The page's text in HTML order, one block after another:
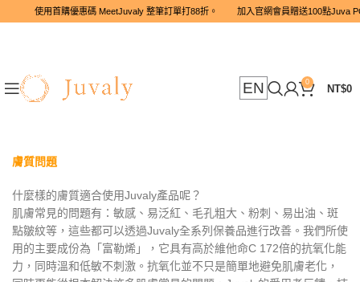
使用首購優惠碼 MeetJuvaly 整筆訂單打88折。 加入官網會
EN 0
NT$0
膚質問題
什麼樣的膚質適合使用Juvaly產品呢？
肌膚常見的問題有：敏感、易泛紅、毛孔粗大、粉刺、易出油、斑
點皺紋等，這些都可以透過Juvaly全系列保養品進行改善。我們所使
用的主要成份為「富勒烯」，它具有高於維他命C 172倍的抗氧化能
力，同時溫和低敏不刺激。抗氧化並不只是簡單地避免肌膚老化，